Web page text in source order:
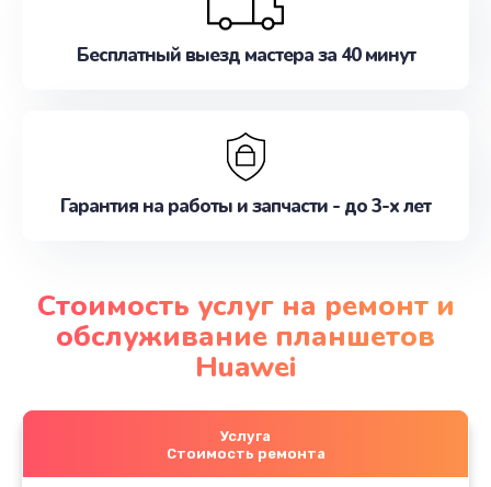
Бесплатный выезд мастера за 40 минут
Гарантия на работы и запчасти - до 3-х лет
Стоимость услуг на ремонт и
обслуживание планшетов
Huawei
Услуга
Стоимость ремонта